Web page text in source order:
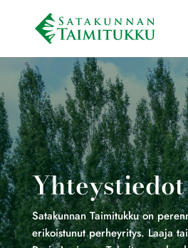
Yhteystiedot
Satakunnan Taimitukku on
erikoistunut perheyritys. Laaja